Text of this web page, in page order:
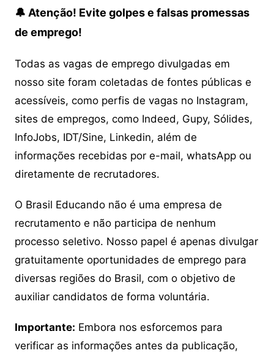
🔔 Atenção! Evite golpes e falsas promessas
de emprego!
Todas as vagas de emprego divulgadas em
nosso site foram coletadas de fontes públicas e
acessíveis, como perfis de vagas no Instagram,
sites de empregos, como Indeed, Gupy, Sólides,
InfoJobs, IDT/Sine, Linkedin, além de
informações recebidas por e-mail, whatsApp ou
diretamente de recrutadores.
O Brasil Educando não é uma empresa de
recrutamento e não participa de nenhum
processo seletivo. Nosso papel é apenas divulgar
gratuitamente oportunidades de emprego para
diversas regiões do Brasil, com o objetivo de
auxiliar candidatos de forma voluntária.
Importante: Embora nos esforcemos para
verificar as informações antes da publicação,